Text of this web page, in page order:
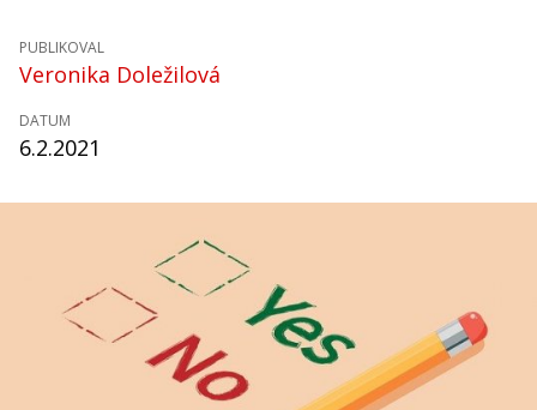
PUBLIKOVAL
Veronika Doležilová
DATUM
6.2.2021